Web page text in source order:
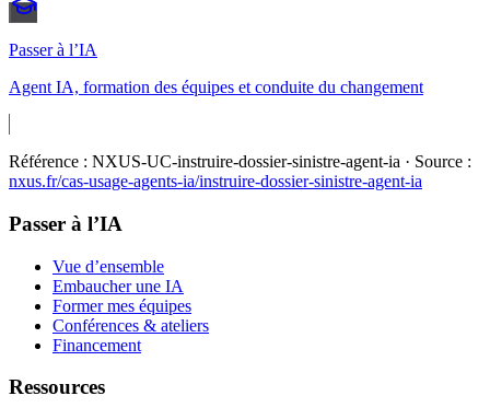
Passer à l’IA
Agent IA, formation des équipes et conduite du changement
Référence : NXUS-UC-instruire-dossier-sinistre-agent-ia · Source :
nxus.fr/cas-usage-agents-ia/instruire-dossier-sinistre-agent-ia
Passer à l’IA
Vue d’ensemble
Embaucher une IA
Former mes équipes
Conférences & ateliers
Financement
Ressources